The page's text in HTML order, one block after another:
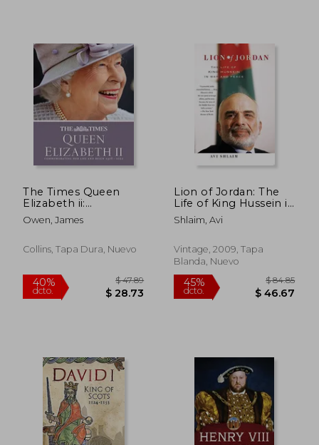
45%
dcto. $ 25.18
40%
dcto.
40%
dcto. $ 55.46
45%
dcto.
The Times Queen
Elizabeth ii:
Commemorating her
Life and Reign 1926 –
Owen, James
Collins, Tapa Dura, Nuevo
Lion of Jordan: The
Life of King Hussein in
War and Peace (en
Inglés)
Shlaim, Avi
Vintage, 2009, Tapa
Blanda, Nuevo